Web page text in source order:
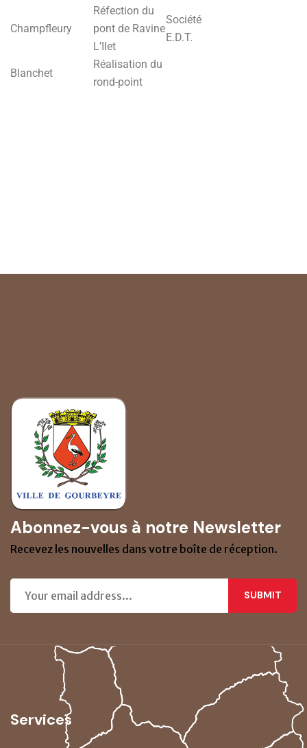
Champfleury
Réfection du
pont de Ravine
L’Ilet
Société
E.D.T.
Blanchet
Réalisation du
rond-point
Abonnez-vous à notre Newsletter
Recevez les nouvelles dans votre boîte de réception.
SUBMIT
Services